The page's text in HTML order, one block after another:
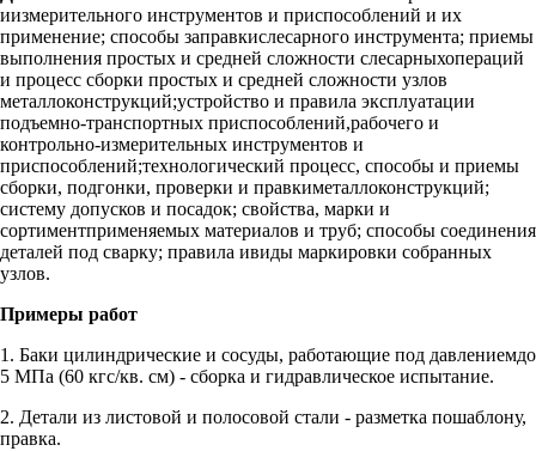
иизмерительного инструментов и приспособлений и их
применение; способы заправкислесарного инструмента; приемы
выполнения простых и средней сложности слесарныхопераций
и процесс сборки простых и средней сложности узлов
металлоконструкций;устройство и правила эксплуатации
подъемно-транспортных приспособлений,рабочего и
контрольно-измерительных инструментов и
приспособлений;технологический процесс, способы и приемы
сборки, подгонки, проверки и правкиметаллоконструкций;
систему допусков и посадок; свойства, марки и
сортиментприменяемых материалов и труб; способы соединения
деталей под сварку; правила ивиды маркировки собранных
узлов.
Примеры работ
1. Баки цилиндрические и сосуды, работающие под давлениемдо
5 МПа (60 кгс/кв. см) - сборка и гидравлическое испытание.
2. Детали из листовой и полосовой стали - разметка пошаблону,
правка.